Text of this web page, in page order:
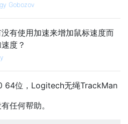
Gobozov
没有使用加速来增加鼠标速度而
度？
64位，Logitech无绳TrackMan
任何帮助。